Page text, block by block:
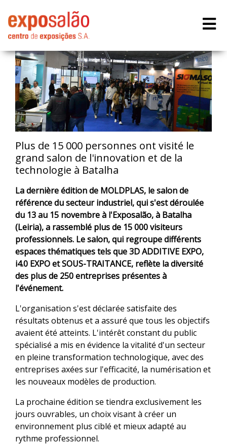
Plus de 15 000 personnes ont visité le
grand salon de l'innovation et de la
technologie à Batalha
La dernière édition de MOLDPLAS, le salon de
référence du secteur industriel, qui s'est déroulée
du 13 au 15 novembre à l'Exposalão, à Batalha
(Leiria), a rassemblé plus de 15 000 visiteurs
professionnels. Le salon, qui regroupe différents
espaces thématiques tels que 3D ADDITIVE EXPO,
i4.0 EXPO et SOUS-TRAITANCE, reflète la diversité
des plus de 250 entreprises présentes à
l'événement.
L'organisation s'est déclarée satisfaite des
résultats obtenus et a assuré que tous les objectifs
avaient été atteints. L'intérêt constant du public
spécialisé a mis en évidence la vitalité d'un secteur
en pleine transformation technologique, avec des
entreprises axées sur l'efficacité, la numérisation et
les nouveaux modèles de production.
La prochaine édition se tiendra exclusivement les
jours ouvrables, un choix visant à créer un
environnement plus ciblé et mieux adapté au
rythme professionnel.